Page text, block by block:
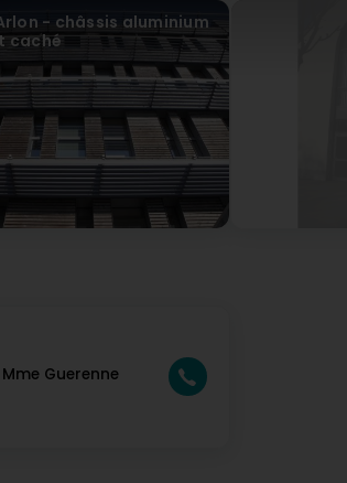
- châssis aluminium
caché
Mme Guerenne